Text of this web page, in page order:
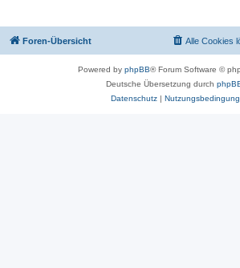
Foren-Übersicht Alle Cookies
Powered by phpBB® Forum Software ©
Deutsche Übersetzung durch
Datenschutz|